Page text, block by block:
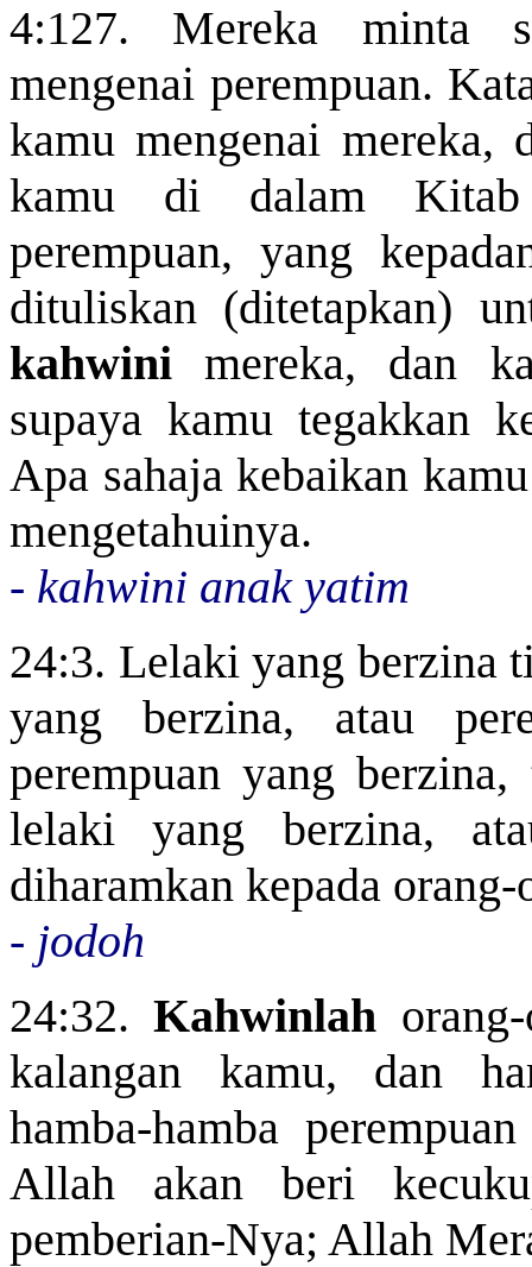
4:127. Mereka minta
mengenai perempuan.
kamu mengenai mereka,
kamu di dalam Kitab
perempuan, yang
dituliskan (ditetapkan)
kahwini mereka, dan
supaya kamu tegakkan
Apa sahaja kebaikan
mengetahuinya.
- kahwini anak yatim
24:3. Lelaki yang berzina
yang berzina, atau
perempuan yang
lelaki yang berzina,
diharamkan kepada
- jodoh
24:32.Kahwinlah
kalangan kamu, dan
hamba-hamba
Allah akan beri
pemberian-Nya; Allah